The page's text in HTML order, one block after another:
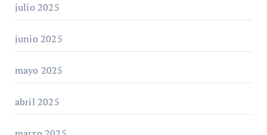
julio 2025
junio 2025
mayo 2025
abril 2025